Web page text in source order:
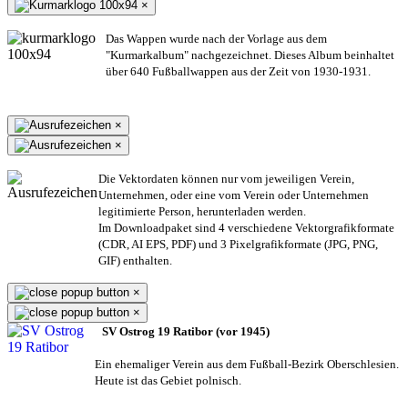
×
Das Wappen wurde nach der Vorlage aus dem
"Kurmarkalbum" nachgezeichnet. Dieses Album beinhaltet
über 640 Fußballwappen aus der Zeit von 1930-1931.
×
×
Die Vektordaten können nur vom jeweiligen Verein,
Unternehmen, oder eine vom Verein oder Unternehmen
legitimierte Person, herunterladen werden.
Im Downloadpaket sind 4 verschiedene Vektorgrafikformate
(CDR, AI EPS, PDF) und 3 Pixelgrafikformate (JPG, PNG,
GIF) enthalten.
×
×
SV Ostrog 19 Ratibor (vor 1945)
Ein ehemaliger Verein aus dem Fußball-Bezirk Oberschlesien.
Heute ist das Gebiet polnisch.